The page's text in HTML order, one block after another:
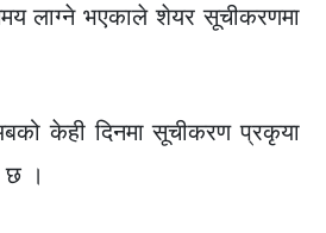
लाग्ने भएकाले शेयर सूचीकरणमा
केही दिनमा सूचीकरण प्रकृया
छ ।